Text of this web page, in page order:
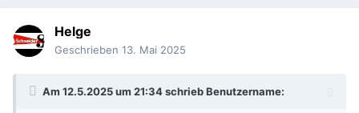
Helge
Geschrieben 13. Mai 2025
Am 12.5.2025 um 21:34 schriebBenutzername: